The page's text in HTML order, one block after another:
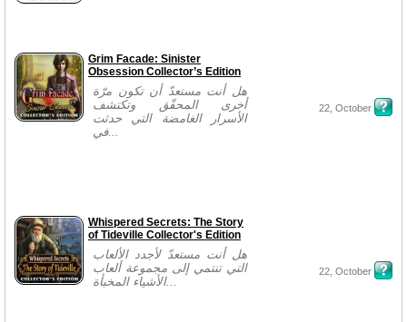
Grim Facade: Sinister
Obsession Collector’s Edition
هل أنت مستعدّ أن تكون مرّة
أخرى المحقّق وتكتشف
الأسرار الغامضة التي حدثت
في...
22, October
Whispered Secrets: The Story
of Tideville Collector's Edition
هل أنت مستعدّ لأجدد الألعاب
التي تنتمي إلى مجموعة ألعاب
الأشياء المخبأة...
22, October